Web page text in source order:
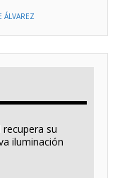
ÁLVAREZ
su
iluminación